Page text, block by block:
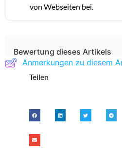
von Webseiten bei.
Bewertung dieses Artikels
Anmerkungen zu diesem
Teilen